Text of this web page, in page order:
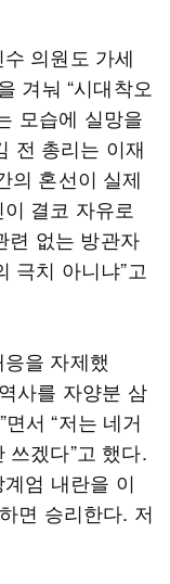
의원도 가세
겨눠 “시대착오
모습에 실망을
전 총리는 이재
의 혼선이 실제
결코 자유로
련 없는 방관자
극치 아니냐”고
을 자제했
사를 자양분 삼
서 “저는 네거
겠다”고 했다.
엄 내란을 이
면 승리한다. 저